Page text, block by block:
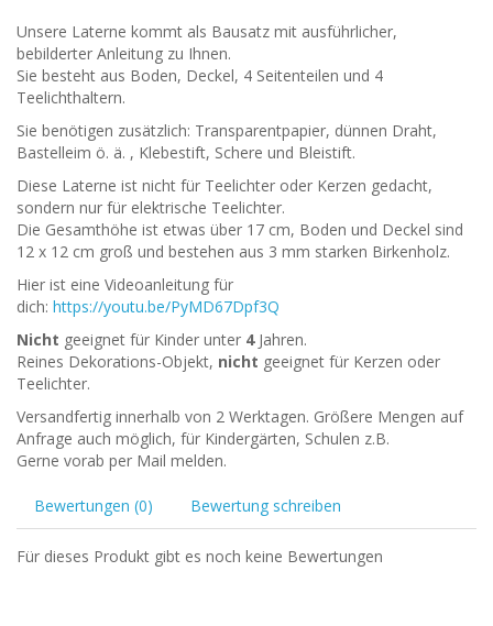
Unsere Laterne kommt als Bausatz mit ausführlicher,
bebilderter Anleitung zu Ihnen.
Sie besteht aus Boden, Deckel, 4 Seitenteilen und 4
Teelichthaltern.
Sie benötigen zusätzlich: Transparentpapier, dünnen Draht,
Bastelleim ö. ä. , Klebestift, Schere und Bleistift.
Diese Laterne ist nicht für Teelichter oder Kerzen gedacht,
sondern nur für elektrische Teelichter.
Die Gesamthöhe ist etwas über 17 cm, Boden und Deckel sind
12 x 12 cm groß und bestehen aus 3 mm starken Birkenholz.
Hier ist eine Videoanleitung für
dich: https://youtu.be/PyMD67Dpf3Q
Nicht geeignet für Kinder unter 4Jahren.
Reines Dekorations-Objekt, nicht geeignet für Kerzen oder
Teelichter.
Versandfertig innerhalb von 2 Werktagen. Größere Mengen auf
Anfrage auch möglich, für Kindergärten, Schulen z.B.
Gerne vorab per Mail melden.
Bewertungen (0) Bewertung schreiben
Für dieses Produkt gibt es noch keine Bewertungen